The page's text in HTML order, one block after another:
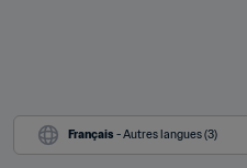
Français - Autres langues (3)